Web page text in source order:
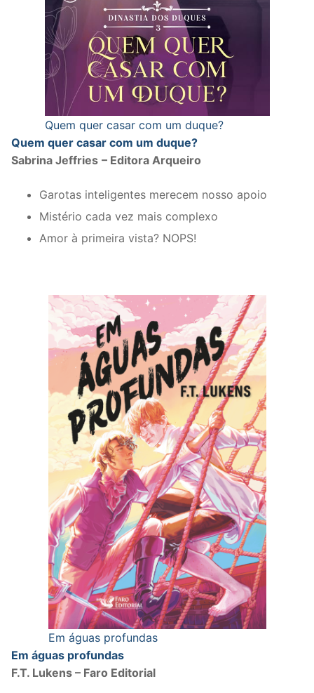
Quem quer casar com um duque?
Quem quer casar com um duque?
Sabrina Jeffries – Editora Arqueiro
Garotas inteligentes merecem nosso apoio
Mistério cada vez mais complexo
Amor à primeira vista? NOPS!
Em águas profundas
Em águas profundas
F.T. Lukens – Faro Editorial